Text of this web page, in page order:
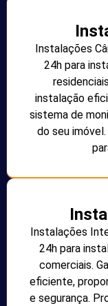
Instalações
24h para
instalação
sistema de
do seu
Instalações
24h para
comerciais.
eficiente,
e segurança.